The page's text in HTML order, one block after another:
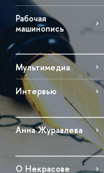
Рабочая
машинопись
Мультимедиа
Интервью
Анна Журавлева
О Некрасове